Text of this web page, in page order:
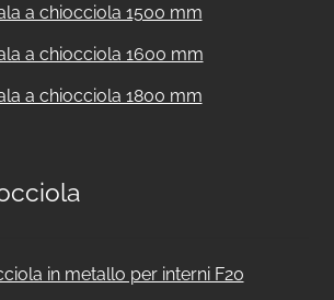
a chiocciola 1500 mm
a chiocciola 1600 mm
a chiocciola 1800 mm
in metallo per interni F20